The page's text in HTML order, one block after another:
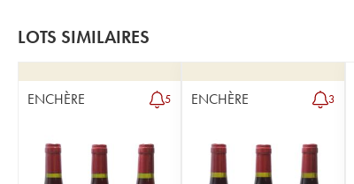
LOTS SIMILAIRES
ENCHÈRE 5 ENCHÈRE 3